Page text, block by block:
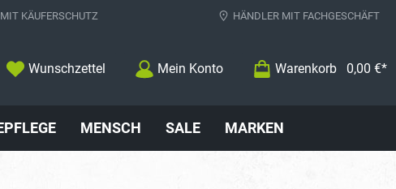
KÄUFERSCHUTZ HÄNDLER MIT FACHGESCHÄFT
Wunschzettel Mein Konto Warenkorb 0,00 €*
MENSCH SALE MARKEN